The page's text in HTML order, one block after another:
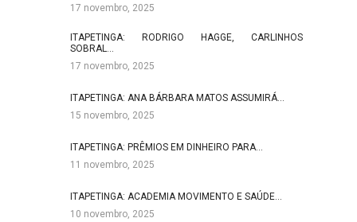
17 novembro, 2025
ITAPETINGA: RODRIGO HAGGE, CARLINHOS
SOBRAL…
17 novembro, 2025
ITAPETINGA: ANA BÁRBARA MATOS ASSUMIRÁ…
15 novembro, 2025
ITAPETINGA: PRÊMIOS EM DINHEIRO PARA…
11 novembro, 2025
ITAPETINGA: ACADEMIA MOVIMENTO E SAÚDE…
10 novembro, 2025